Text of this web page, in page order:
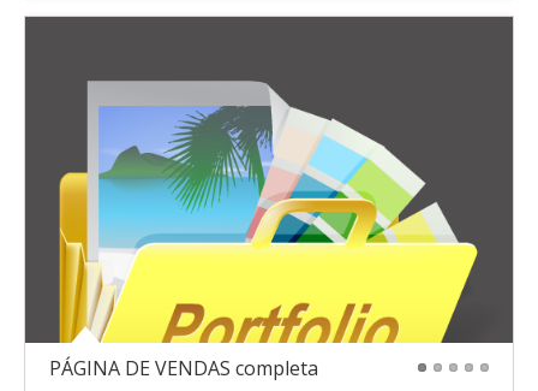
PÁGINA DE VENDAS completa